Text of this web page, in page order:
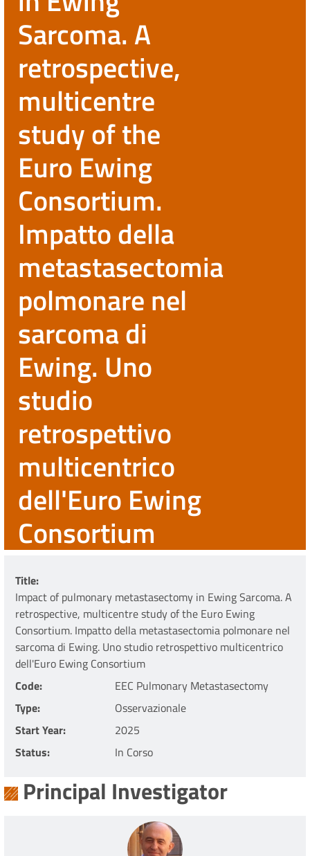
Sarcoma. A
retrospective,
multicentre
study of the
Euro Ewing
Consortium.
Impatto della
metastasectomia
polmonare nel
sarcoma di
Ewing. Uno
studio
retrospettivo
multicentrico
dell'Euro Ewing
Consortium
Title
Impact of pulmonary metastasectomy in Ewing Sarcoma. A
retrospective, multicentre study of the Euro Ewing
Consortium. Impatto della metastasectomia polmonare nel
sarcoma di Ewing. Uno studio retrospettivo multicentrico
dell'Euro Ewing Consortium
Code
EEC Pulmonary Metastasectomy
Type
Osservazionale
Start Year
2025
Status
In Corso
Principal Investigator